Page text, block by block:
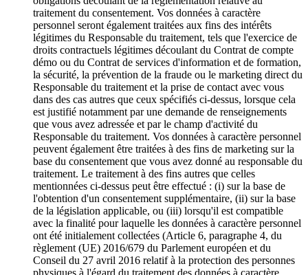
traitement du consentement. Vos données à caractère
personnel seront également traitées aux fins des intérêts
légitimes du Responsable du traitement, tels que l'exercice de
droits contractuels légitimes découlant du Contrat de compte
démo ou du Contrat de services d'information et de formation,
la sécurité, la prévention de la fraude ou le marketing direct du
Responsable du traitement et la prise de contact avec vous
dans des cas autres que ceux spécifiés ci-dessus, lorsque cela
est justifié notamment par une demande de renseignements
que vous avez adressée et par le champ d'activité du
Responsable du traitement. Vos données à caractère personnel
peuvent également être traitées à des fins de marketing sur la
base du consentement que vous avez donné au responsable du
traitement. Le traitement à des fins autres que celles
mentionnées ci-dessus peut être effectué : (i) sur la base de
l'obtention d'un consentement supplémentaire, (ii) sur la base
de la législation applicable, ou (iii) lorsqu'il est compatible
avec la finalité pour laquelle les données à caractère personnel
ont été initialement collectées (Article 6, paragraphe 4, du
règlement (UE) 2016/679 du Parlement européen et du
Conseil du 27 avril 2016 relatif à la protection des personnes
physiques à l'égard du traitement des données à caractère